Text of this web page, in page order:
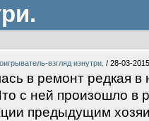
взгляд изнутри. / 28-03-
в ремонт редкая в
с ней произошло в
предыдущим